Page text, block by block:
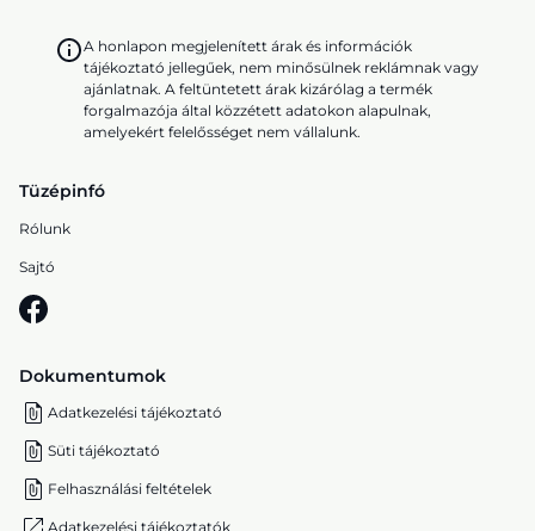
A honlapon megjelenített árak és információk
tájékoztató jellegűek, nem minősülnek reklámnak vagy
ajánlatnak. A feltüntetett árak kizárólag a termék
forgalmazója által közzétett adatokon alapulnak,
amelyekért felelősséget nem vállalunk.
Tüzépinfó
Rólunk
Sajtó
Dokumentumok
Adatkezelési tájékoztató
Süti tájékoztató
Felhasználási feltételek
Adatkezelési tájékoztatók